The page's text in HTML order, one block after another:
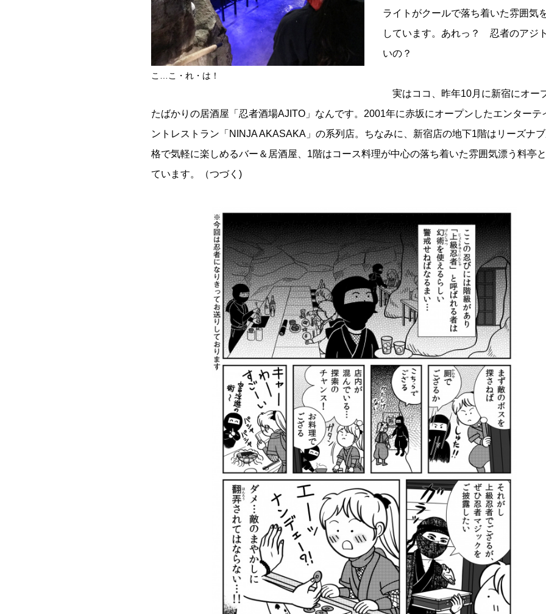
こ…こ・れ・は！
ライトがクールで落ち着いた雰囲気
しています。あれっ？ 忍者のアジ
いの？
実はココ、昨年10月に新宿にオー
たばかりの居酒屋「忍者酒場AJITO」なんです。2001年に赤坂にオープンしたエンターテ
ントレストラン「NINJA AKASAKA」の系列店。ちなみに、新宿店の地下1階はリーズナ
格で気軽に楽しめるバー＆居酒屋、1階はコース料理が中心の落ち着いた雰囲気漂う料亭
ています。（つづく)